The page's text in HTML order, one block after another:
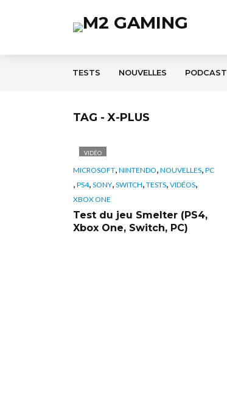
TESTS NOUVELLES PODCAST
TAG - X-PLUS
VIDÉO
MICROSOFT, NINTENDO, NOUVELLES, PC
, PS4, SONY, SWITCH, TESTS, VIDÉOS,
XBOX ONE
Test du jeu Smelter (PS4,
Xbox One, Switch, PC)